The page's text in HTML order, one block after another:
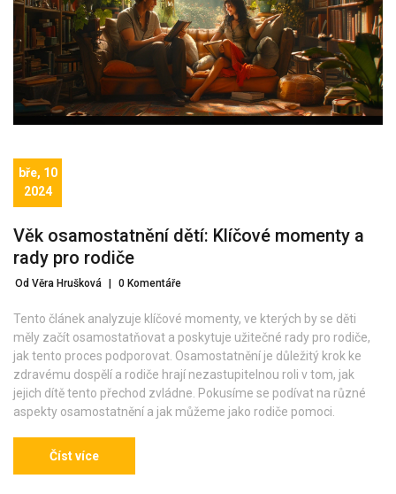
bře, 10
2024
Věk osamostatnění dětí: Klíčové momenty a
rady pro rodiče
Od Věra Hrušková | 0 Komentáře
Tento článek analyzuje klíčové momenty, ve kterých by se děti
měly začít osamostatňovat a poskytuje užitečné rady pro rodiče,
jak tento proces podporovat. Osamostatnění je důležitý krok ke
zdravému dospělí a rodiče hrají nezastupitelnou roli v tom, jak
jejich dítě tento přechod zvládne. Pokusíme se podívat na různé
aspekty osamostatnění a jak můžeme jako rodiče pomoci.
Číst více